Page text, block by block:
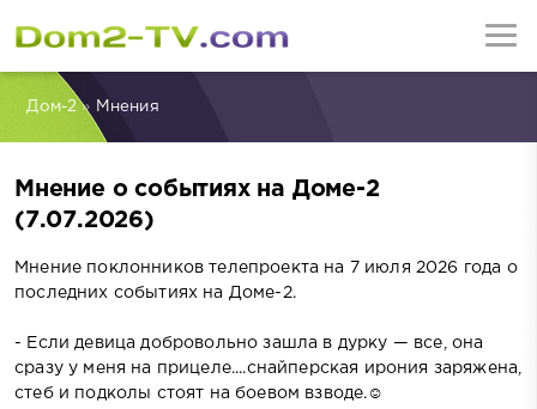
Дом-2» Мнения
Мнение о событиях на Доме-2
(7.07.2026)
Мнение поклонников телепроекта на 7 июля 2026 года о
последних событиях на Доме-2.
- Если девица добровольно зашла в дурку — все, она
сразу у меня на прицеле....снайперская ирония заряжена,
стеб и подколы стоят на боевом взводе.☺